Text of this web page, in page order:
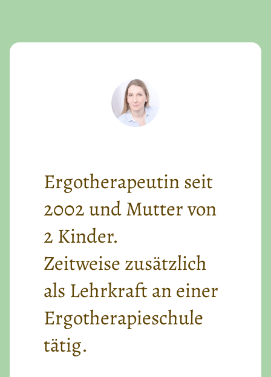
Ergotherapeutin seit
2002 und Mutter von
2 Kinder.
Zeitweise zusätzlich
als Lehrkraft an einer
Ergotherapieschule
tätig.